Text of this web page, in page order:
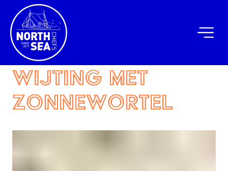
wijting met
zonnewortel